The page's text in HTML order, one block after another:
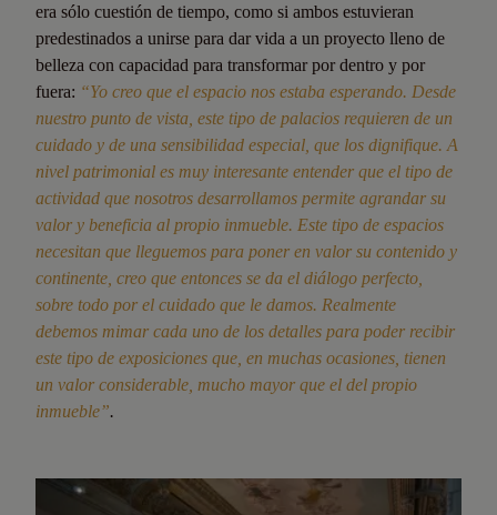
era sólo cuestión de tiempo, como si ambos estuvieran
predestinados a unirse para dar vida a un proyecto lleno de
belleza con capacidad para transformar por dentro y por
fuera: “Yo creo que el espacio nos estaba esperando. Desde
nuestro punto de vista, este tipo de palacios requieren de un
cuidado y de una sensibilidad especial, que los dignifique. A
nivel patrimonial es muy interesante entender que el tipo de
actividad que nosotros desarrollamos permite agrandar su
valor y beneficia al propio inmueble. Este tipo de espacios
necesitan que lleguemos para poner en valor su contenido y
continente, creo que entonces se da el diálogo perfecto,
sobre todo por el cuidado que le damos. Realmente
debemos mimar cada uno de los detalles para poder recibir
este tipo de exposiciones que, en muchas ocasiones, tienen
un valor considerable, mucho mayor que el del propio
inmueble”.